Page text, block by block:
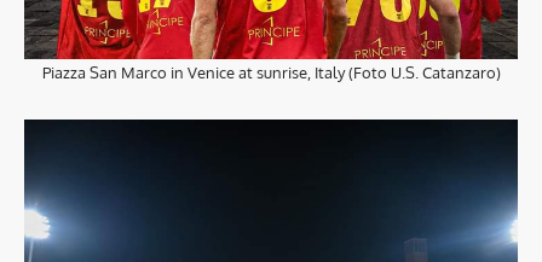
Piazza San Marco in Venice at sunrise, Italy (Foto U.S. Catanzaro)